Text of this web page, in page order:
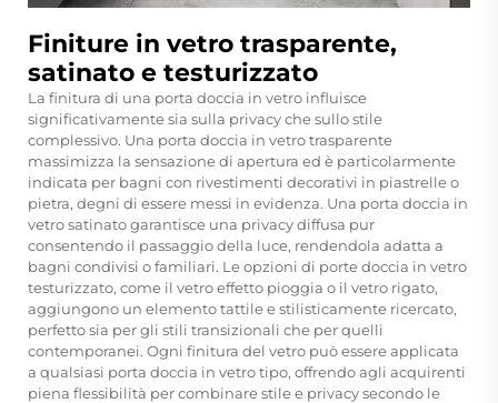
Finiture in vetro trasparente,
satinato e testurizzato
La finitura di una porta doccia in vetro influisce
significativamente sia sulla privacy che sullo stile
complessivo. Una porta doccia in vetro trasparente
massimizza la sensazione di apertura ed è particolarmente
indicata per bagni con rivestimenti decorativi in piastrelle o
pietra, degni di essere messi in evidenza. Una porta doccia in
vetro satinato garantisce una privacy diffusa pur
consentendo il passaggio della luce, rendendola adatta a
bagni condivisi o familiari. Le opzioni di porte doccia in vetro
testurizzato, come il vetro effetto pioggia o il vetro rigato,
aggiungono un elemento tattile e stilisticamente ricercato,
perfetto sia per gli stili transizionali che per quelli
contemporanei. Ogni finitura del vetro può essere applicata
a qualsiasi porta doccia in vetrotipo, offrendo agli acquirenti
piena flessibilità per combinare stile e privacy secondo le